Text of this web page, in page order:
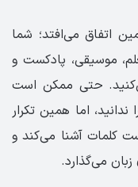
اتفاق می‌افتد؛ شما
موسیقی، پادکست و
حتی ممکن است
اما همین تکرار
کلمات آشنا می‌کند و
می‌گذارد.